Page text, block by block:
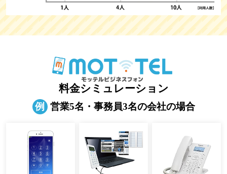
料金シミュレーション
例 営業5名・事務員3名の会社の場合